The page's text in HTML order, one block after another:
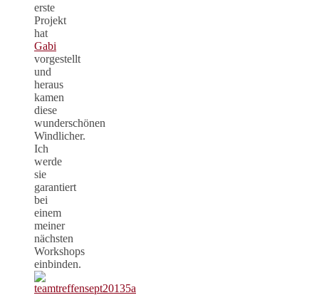
erste
Projekt
hat
Gabi
vorgestellt
und
heraus
kamen
diese
wunderschönen
Windlicher.
Ich
werde
sie
garantiert
bei
einem
meiner
nächsten
Workshops
einbinden.